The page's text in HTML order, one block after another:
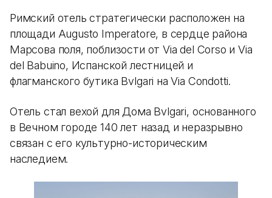
Римский отель стратегически расположен на
площади Augusto Imperatore, в сердце района
Марсова поля, поблизости от Via del Corso и Via
del Babuino, Испанской лестницей и
флагманского бутика Bvlgari на Via Condotti.
Отель стал вехой для Дома Bvlgari, основанного
в Вечном городе 140 лет назад и неразрывно
связан с его культурно-историческим
наследием.